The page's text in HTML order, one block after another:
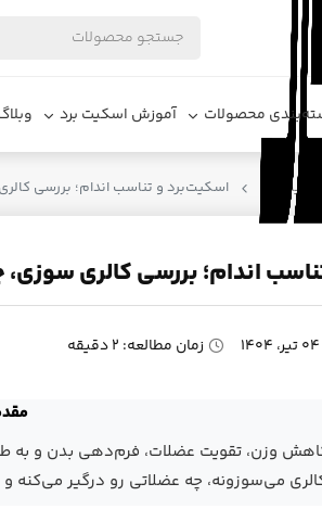
محصولات آموزش اسکیت برد
اسکیت برد اسکیت‌برد و تناسب اندام؛ بررسی
اندام؛ بررسی کالری‌
04 تیر، 1404 زمان مطالعه: 2 دقیقه
وزن، تقویت عضلات، فرم‌دهی بدن و به
می‌سوزونه، چه عضلاتی رو درگیر می‌کنه